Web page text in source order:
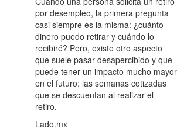
por desempleo, la primera pregunta
casi siempre es la misma: ¿cuánto
dinero puedo retirar y cuándo lo
recibiré? Pero, existe otro aspecto
que suele pasar desapercibido y que
puede tener un impacto mucho mayor
en el futuro: las semanas cotizadas
que se descuentan al realizar el
retiro.
Lado.mx